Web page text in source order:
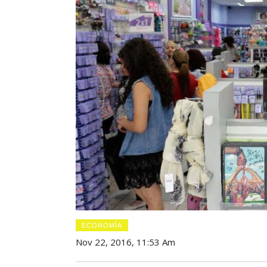
ECONOMÍA
Nov 22, 2016, 11:53 Am